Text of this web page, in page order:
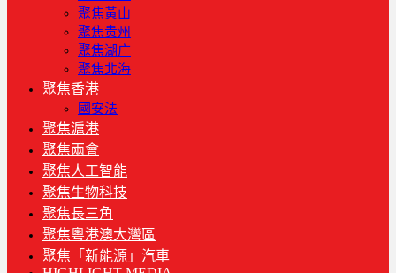
聚焦黃山
聚焦贵州
聚焦湖广
聚焦北海
聚焦香港
國安法
聚焦滬港
聚焦兩會
聚焦人工智能
聚焦生物科技
聚焦長三角
聚焦粵港澳大灣區
聚焦「新能源」汽車